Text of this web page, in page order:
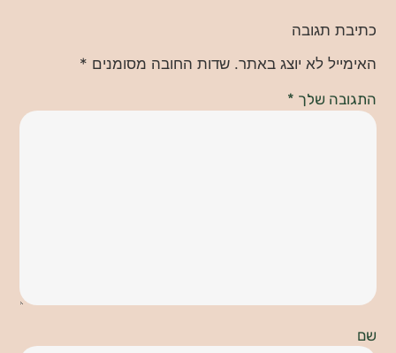
תגובה
לא יוצג באתר. שדות החובה מסומנים *
שלך*